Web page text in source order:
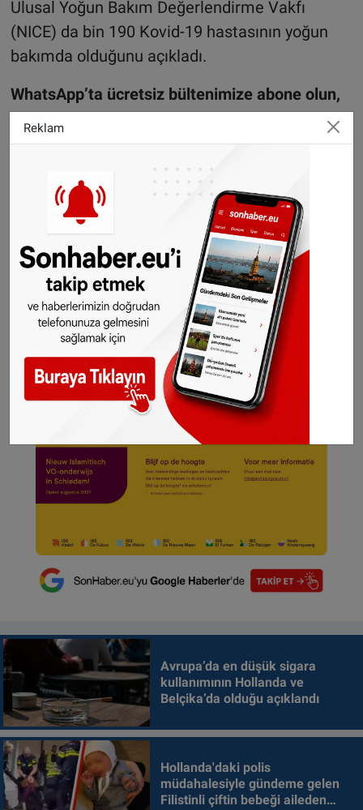
Ulusal Yoğun Bakım Değerlendirme Vakfı
(NICE) da bin 190 Kovid-19 hastasının yoğun
bakımda olduğunu açıkladı.
WhatsApp’ta ücretsiz bültenimize abone olun,
Hollanda ve diğer Avrupa ülkeleri gündeminden
seçtiğimiz haberler her gün telefonunuza
Abone olmak için tıklayın
Haberlerimizi izin almadan kullanmayınız
©SONHABER.EU
Avrupa’da en düşük sigara
kullanımının Hollanda ve
Belçika’da olduğu açıklandı
Hollanda'daki polis
müdahalesiyle gündeme gelen
Filistinli çiftin bebeği aileden
Reklam